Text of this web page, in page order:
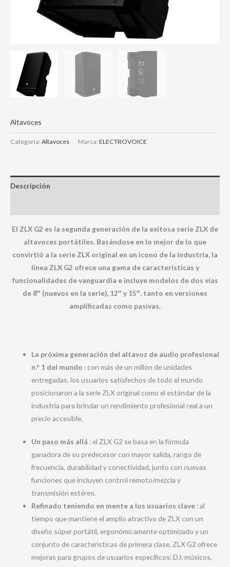
Altavoces
Categoría: Altavoces Marca: ELECTROVOICE
Descripción
El ZLX G2 es la segunda generación de la exitosa serie ZLX de
altavoces portátiles. Basándose en lo mejor de lo que
convirtió a la serie ZLX original en un icono de la industria, la
línea ZLX G2 ofrece una gama de características y
funcionalidades de vanguardia e incluye modelos de dos vías
de 8″ (nuevos en la serie), 12″ y 15″, tanto en versiones
amplificadas como pasivas.
La próxima generación del altavoz de audio profesional
n.° 1 del mundo : con más de un millón de unidades
entregadas, los usuarios satisfechos de todo el mundo
posicionaron a la serie ZLX original como el estándar de la
industria para brindar un rendimiento profesional real a un
precio accesible.
Un paso más allá : el ZLX G2 se basa en la fórmula
ganadora de su predecesor con mayor salida, rango de
frecuencia, durabilidad y conectividad, junto con nuevas
funciones que incluyen control remoto/mezcla y
transmisión estéreo.
Refinado teniendo en mente a los usuarios clave : al
tiempo que mantiene el amplio atractivo de ZLX con un
diseño súper portátil, ergonómicamente optimizado y un
conjunto de características de primera clase, ZLX G2 ofrece
mejoras para grupos de usuarios específicos: DJ, músicos,